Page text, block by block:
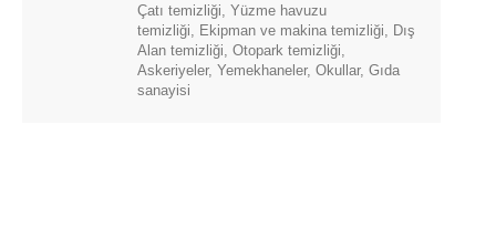
Çatı temizliği, Yüzme havuzu
temizliği, Ekipman ve makina temizliği, Dış
Alan temizliği, Otopark temizliği,
Askeriyeler, Yemekhaneler, Okullar, Gıda
sanayisi